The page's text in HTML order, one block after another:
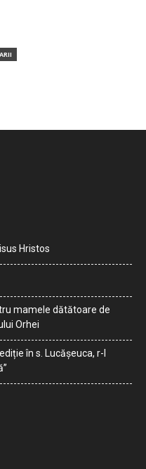
Hristos
mamele dătătoare de
Orhei
în s. Lucășeuca, r-l